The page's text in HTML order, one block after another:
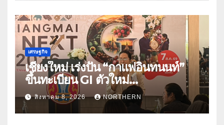
เศรษฐกิจ
เชียงใหม่ เร่งปั้น “กาแฟอินทนนท์”
ขึ้นทะเบียน GI ตัวใหม่
“CHIANGMAI GI NEXT 2026”
ติดอาวุธผู้ประกอบการ 100 ราย ดัน
สินค้าอัตลักษณ์สู่ตลาดพรีเมียม
สิงหาคม 8, 2026 NORTHERN